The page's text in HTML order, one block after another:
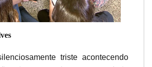
triste acontecendo